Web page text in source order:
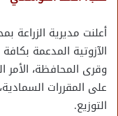
أعلنت مديرية الزراعة
الآزوتية المدعمة
وقرى المحافظة،
على المقررات
التوزيع.